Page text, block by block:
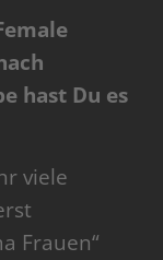
hast Du es
viele
Frauen“